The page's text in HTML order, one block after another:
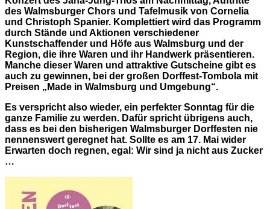
des Walmsburger Chors und Tafelmusik von Cornelia
und Christoph Spanier. Komplettiert wird das Programm
durch Stände und Aktionen verschiedener
Kunstschaffender und Höfe aus Walmsburg und der
Region, die ihre Waren und ihr Handwerk präsentieren.
Manche dieser Waren und attraktive Gutscheine gibt es
auch zu gewinnen, bei der großen Dorffest-Tombola mit
Preisen „Made in Walmsburg und Umgebung“.
Es verspricht also wieder, ein perfekter Sonntag für die
ganze Familie zu werden. Dafür spricht übrigens auch,
dass es bei den bisherigen Walmsburger Dorffesten nie
nennenswert geregnet hat. Sollte es am 17. Mai wider
Erwarten doch regnen, egal: Wir sind ja nicht aus Zucker
…